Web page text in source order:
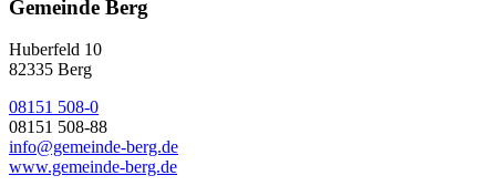
Gemeinde Berg
Huberfeld 10
82335 Berg
08151 508-0
08151 508-88
info@gemeinde-berg.de
www.gemeinde-berg.de